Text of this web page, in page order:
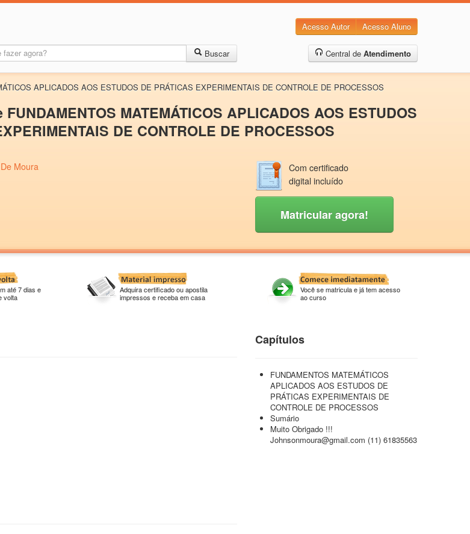
Acesso Autor Acesso Aluno
Buscar Central de Atendimento
APLICADOS AOS ESTUDOS DE PRÁTICAS EXPERIMENTAIS DE CONTROLE DE PROCESSOS
MATEMÁTICOS APLICADOS AOS ESTUDOS
DE CONTROLE DE PROCESSOS
Moura
Com certificado
digital incluído
Matricular agora!
até 7 dias e
volta
Adquira certificado ou apostila
impressos e receba em casa
Você se matricula e já tem acesso
ao curso
Capítulos
FUNDAMENTOS MATEMÁTICOS
APLICADOS AOS ESTUDOS DE
PRÁTICAS EXPERIMENTAIS DE
CONTROLE DE PROCESSOS
Sumário
Muito Obrigado !!!
Johnsonmoura@gmail.com (11) 61835563